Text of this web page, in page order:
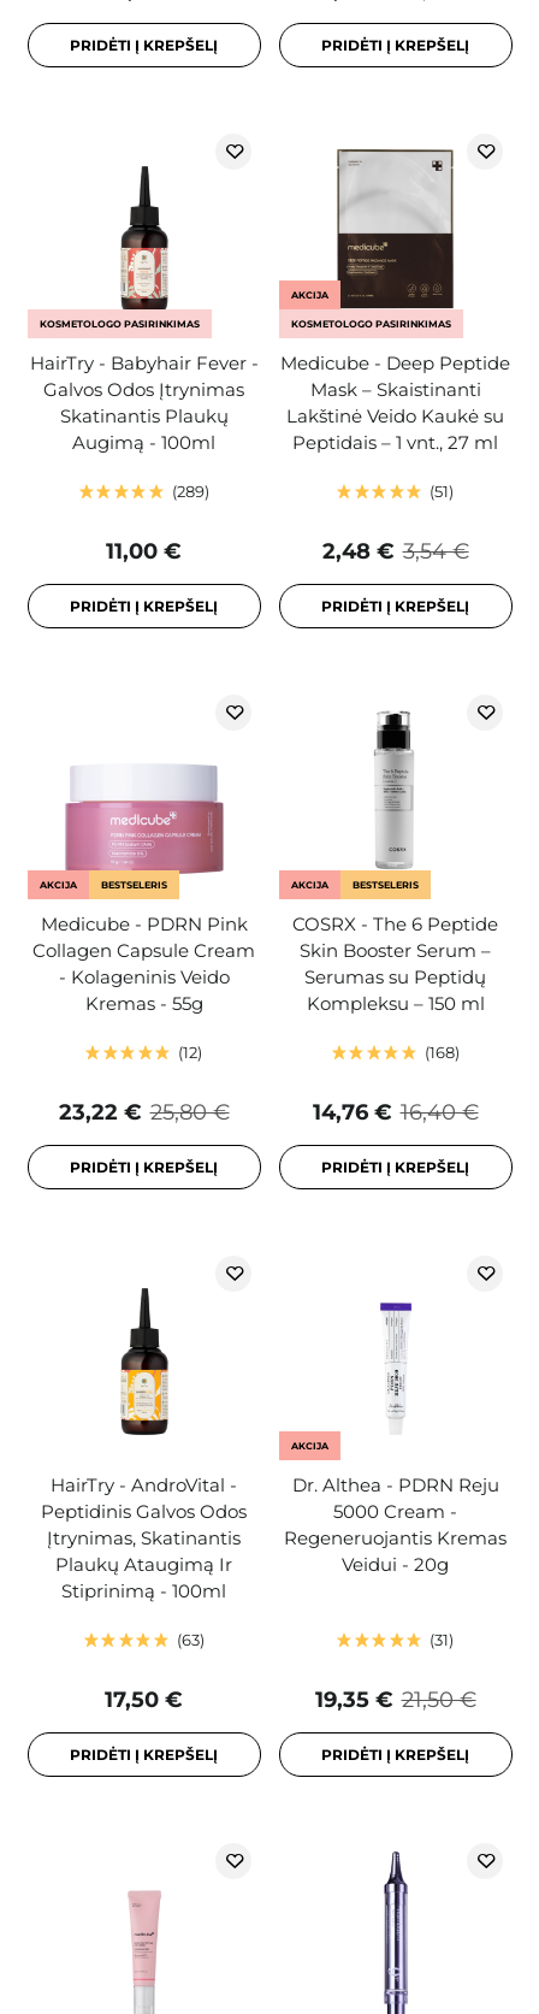
PRIDĖTI Į KREPŠELĮ PRIDĖTI Į KREPŠELĮ
KOSMETOLOGO PASIRINKIMAS
HairTry - Babyhair Fever -
Galvos Odos Įtrynimas
Skatinantis Plaukų
Augimą - 100ml
289
11,00 €
PRIDĖTI Į KREPŠELĮ
AKCIJA
KOSMETOLOGO PASIRINKIMAS
Medicube - Deep Peptide
Mask – Skaistinanti
Lakštinė Veido Kaukė su
Peptidais – 1 vnt., 27 ml
51
3,54 €
2,48 €
PRIDĖTI Į KREPŠELĮ
AKCIJA BESTSELERIS
Medicube - PDRN Pink
Collagen Capsule Cream
- Kolageninis Veido
Kremas - 55g
12
25,80 €
23,22 €
PRIDĖTI Į KREPŠELĮ
AKCIJA BESTSELERIS
COSRX - The 6 Peptide
Skin Booster Serum –
Serumas su Peptidų
Kompleksu – 150 ml
168
16,40 €
14,76 €
PRIDĖTI Į KREPŠELĮ
HairTry - AndroVital -
Peptidinis Galvos Odos
Įtrynimas, Skatinantis
Plaukų Ataugimą Ir
Stiprinimą - 100ml
63
17,50 €
PRIDĖTI Į KREPŠELĮ
AKCIJA
Dr. Althea - PDRN Reju
5000 Cream -
Regeneruojantis Kremas
Veidui - 20g
31
21,50 €
19,35 €
PRIDĖTI Į KREPŠELĮ